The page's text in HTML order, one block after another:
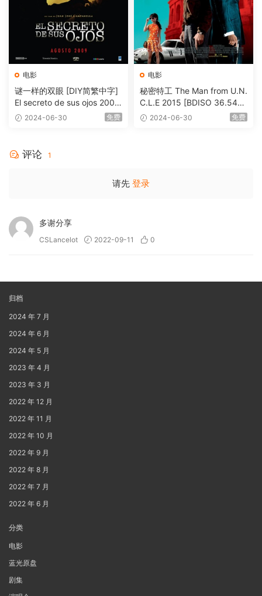
电影
谜一样的双眼 [DIY简繁中字]
El secreto de sus ojos 2009
1080p Blu-ray AVC DTS-HD
2024-06-30 免费
电影
秘密特工 The Man from U.N.
C.L.E 2015 [BDISO 36.54G
B] 2024-06-30 免费
评论 1
请先 登录
多谢分享
CSLancelot 2022-09-11 0
归档
2024 年 7 月
2024 年 6 月
2024 年 5 月
2023 年 4 月
2023 年 3 月
2022 年 12 月
2022 年 11 月
2022 年 10 月
2022 年 9 月
2022 年 8 月
2022 年 7 月
2022 年 6 月
分类
电影
蓝光原盘
剧集